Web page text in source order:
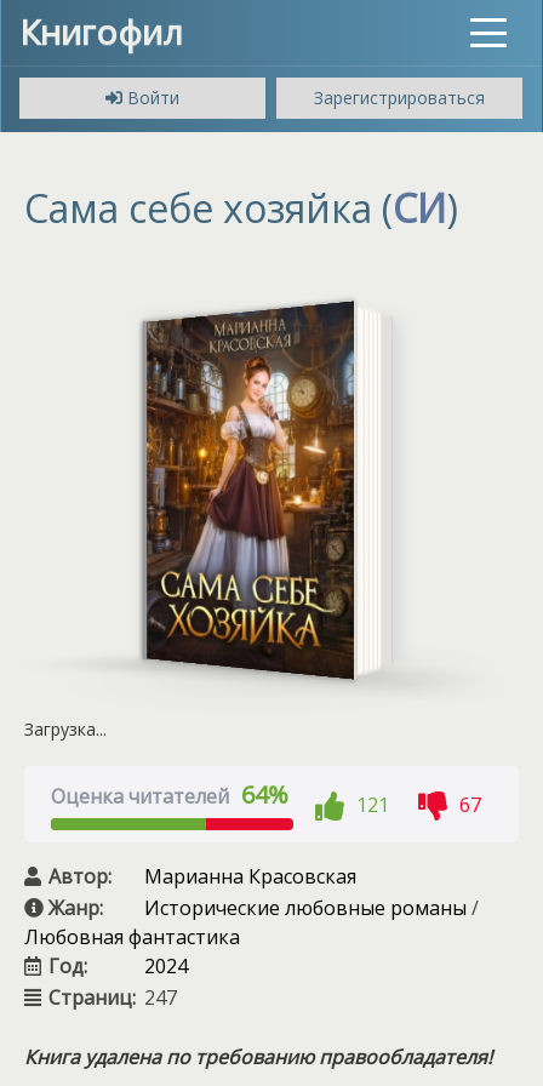
Книгофил
Toggle
Войти
Зарегистрироваться
Сама себе хозяйка (СИ)
Загрузка...
Оценка читателей 64% 121 67
Автор:
Марианна Красовская
Жанр:
Исторические любовные романы /
Любовная фантастика
Год:
2024
Страниц: 247
Книга удалена по требованию правообладателя!